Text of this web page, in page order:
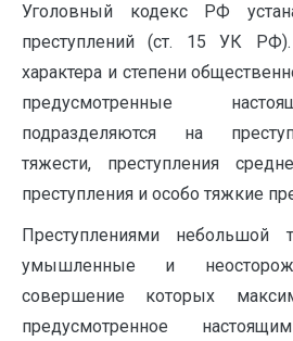
Уголовный кодекс РФ
преступлений (ст. 15 УК
характера и степени
предусмотренные
подразделяются на
тяжести, преступления
преступления и особо тяжкие
Преступлениями небольшой
умышленные и
совершение которых
предусмотренное